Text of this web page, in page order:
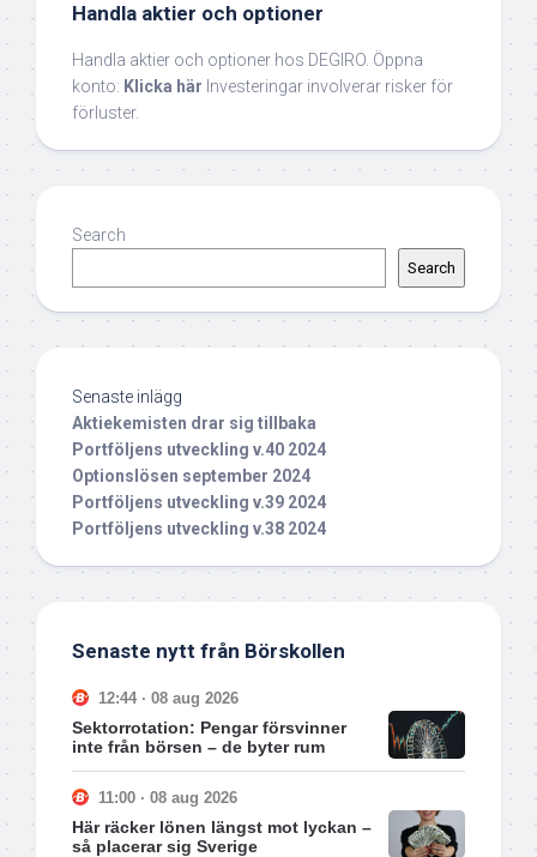
Handla aktier och optioner
Handla aktier och optioner hos DEGIRO. Öppna
konto: Klicka här Investeringar involverar risker för
förluster.
Search
Search
Senaste inlägg
Aktiekemisten drar sig tillbaka
Portföljens utveckling v.40 2024
Optionslösen september 2024
Portföljens utveckling v.39 2024
Portföljens utveckling v.38 2024
Senaste nytt från Börskollen
12:44 · 08 aug 2026
Sektorrotation: Pengar försvinner
inte från börsen – de byter rum
11:00 · 08 aug 2026
Här räcker lönen längst mot lyckan –
så placerar sig Sverige